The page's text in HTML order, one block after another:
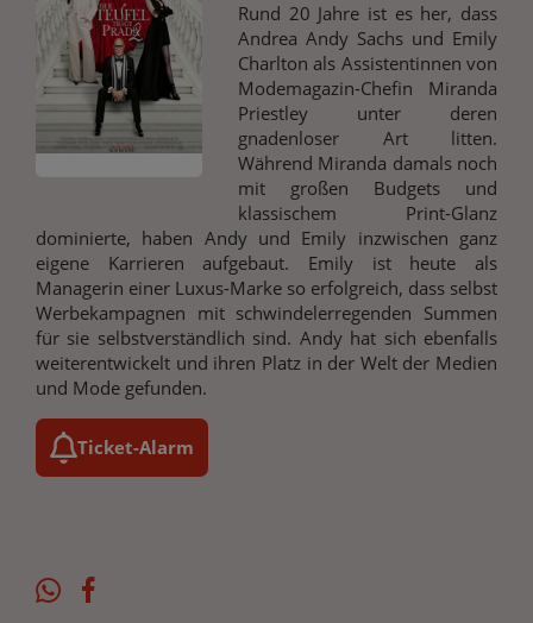
Rund 20 Jahre ist es her, dass
Andrea Andy Sachs und Emily
Charlton als Assistentinnen von
Modemagazin-Chefin Miranda
Priestley unter deren
gnadenloser Art litten.
Während Miranda damals noch
mit großen Budgets und
klassischem Print-Glanz
dominierte, haben Andy und Emily inzwischen ganz
eigene Karrieren aufgebaut. Emily ist heute als
Managerin einer Luxus-Marke so erfolgreich, dass selbst
Werbekampagnen mit schwindelerregenden Summen
für sie selbstverständlich sind. Andy hat sich ebenfalls
weiterentwickelt und ihren Platz in der Welt der Medien
und Mode gefunden.
Ticket-Alarm